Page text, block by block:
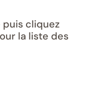
puis cliquez
la liste des